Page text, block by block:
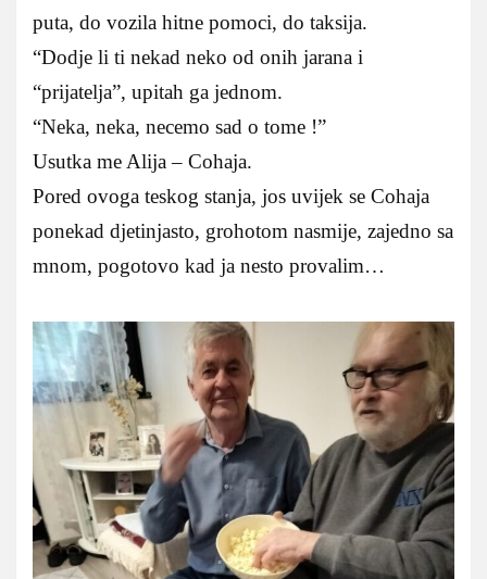
puta, do vozila hitne pomoci, do taksija.
“Dodje li ti nekad neko od onih jarana i
“prijatelja”, upitah ga jednom.
“Neka, neka, necemo sad o tome !”
Usutka me Alija – Cohaja.
Pored ovoga teskog stanja, jos uvijek se Cohaja
ponekad djetinjasto, grohotom nasmije, zajedno sa
mnom, pogotovo kad ja nesto provalim…